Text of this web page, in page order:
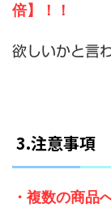
倍】！！
欲しいかと言
3.注意事項
・複数の商品